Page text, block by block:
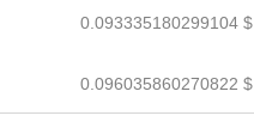
0.093335180299104 $
0.096035860270822 $